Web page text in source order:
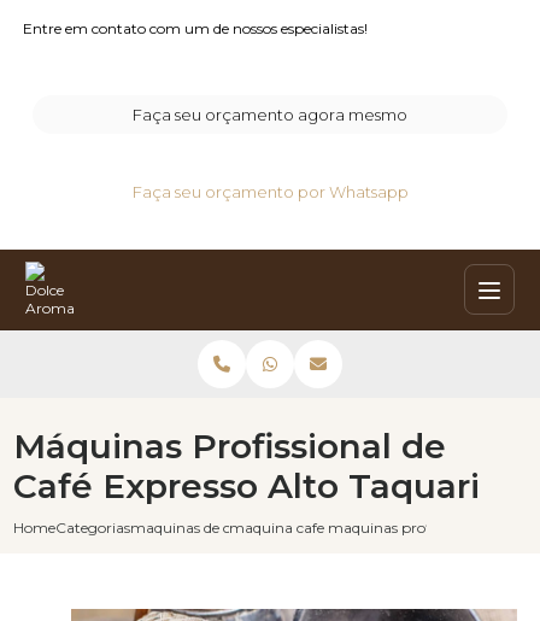
Entre em contato com um de nossos especialistas!
Faça seu orçamento agora mesmo
Faça seu orçamento por Whatsapp
HomeCategoriasmaquinas de cafe expresso
maquina cafe expressomaquinas profissional de cafe
Máquinas Profissional de
Café Expresso Alto Taquari